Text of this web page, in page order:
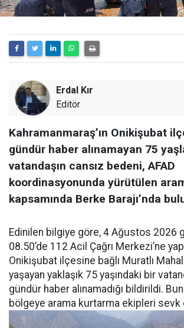
Erdal Kır
Editör
Kahramanmaraş’ın Onikişubat
gündür haber alınamayan 75
vatandaşın cansız bedeni, AFAD
koordinasyonunda yürütülen
kapsamında Berke Barajı’nda
Edinilen bilgiye göre, 4 Ağustos 2026
08.50’de 112 Acil Çağrı Merkezi’ne
Onikişubat ilçesine bağlı Muratlı
yaşayan yaklaşık 75 yaşındaki bir
gündür haber alınamadığı bildirildi.
bölgeye arama kurtarma ekipleri sevk